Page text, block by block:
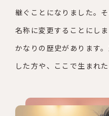
継ぐことになりました。そ
名称に変更することにし
かなりの歴史があります
した方や、ここで生まれ